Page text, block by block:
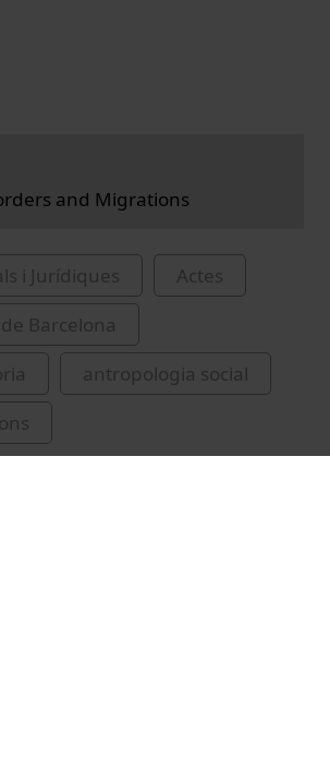
and Migrations
i Jurídiques
Actes
Barcelona
antropologia social